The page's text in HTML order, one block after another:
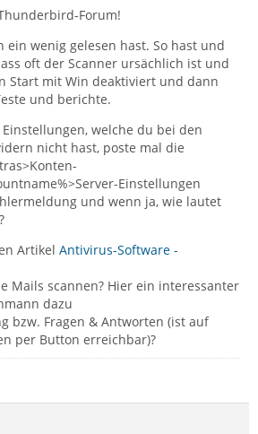
Forum!
ein wenig gelesen hast. So hast und
oft der Scanner ursächlich ist und
Start mit Win deaktiviert und dann
und berichte.
welche du bei den
nicht hast, poste mal die
Einstellungen
und wenn ja, wie lautet
Artikel Antivirus-Software -
Mails scannen? Hier ein interessanter
dazu
bzw. Fragen & Antworten (ist auf
per Button erreichbar)?